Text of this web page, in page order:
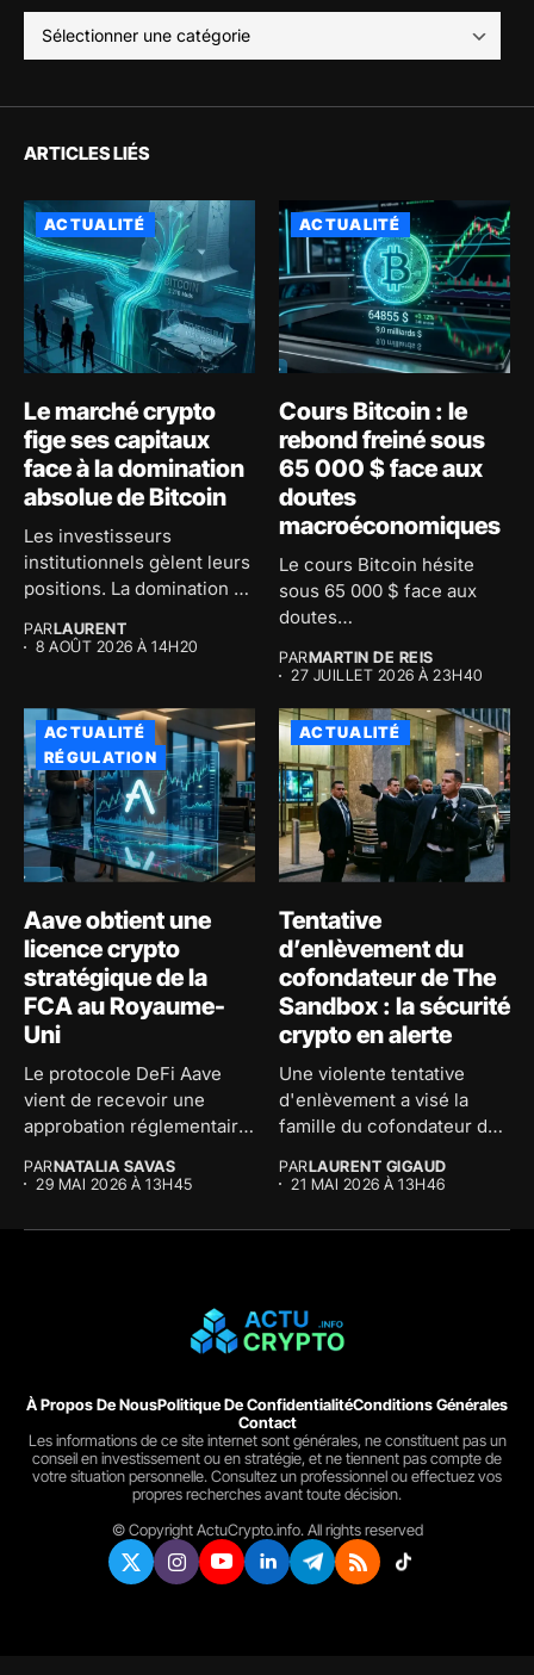
ARTICLES LIÉS
ACTUALITÉ
Le marché crypto
fige ses capitaux
face à la domination
absolue de Bitcoin
Les investisseurs
institutionnels gèlent leurs
positions. La domination de
PARLAURENT
8 AOÛT 2026 À 14H20
ACTUALITÉ
Cours Bitcoin : le
rebond freiné sous
65 000 $ face aux
doutes
macroéconomiques
Le cours Bitcoin hésite
sous 65 000 $ face aux
doutes
PARMARTIN DE REIS
27 JUILLET 2026 À 23H40
ACTUALITÉ
RÉGULATION
Aave obtient une
licence crypto
stratégique de la
FCA au Royaume-
Uni
Le protocole DeFi Aave
vient de recevoir une
approbation réglementaire
PARNATALIA SAVAS
29 MAI 2026 À 13H45
ACTUALITÉ
Tentative
d’enlèvement du
cofondateur de The
Sandbox : la sécurité
crypto en alerte
Une violente tentative
d'enlèvement a visé la
famille du cofondateur de
PARLAURENT GIGAUD
21 MAI 2026 À 13H46
À Propos De NousPolitique De ConfidentialitéConditions Générales
Contact
Les informations de ce site internet sont générales, ne constituent pas un
conseil en investissement ou en stratégie, et ne tiennent pas compte de
votre situation personnelle. Consultez un professionnel ou effectuez vos
propres recherches avant toute décision.
© Copyright ActuCrypto.info. All rights reserved